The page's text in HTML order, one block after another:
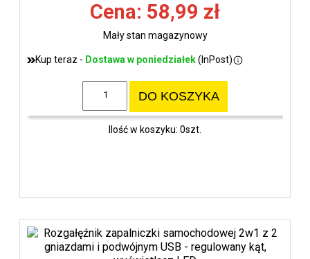
Cena: 58,99 zł
Mały stan magazynowy
Kup teraz - Dostawa w poniedziałek(InPost)
DO KOSZYKA
Ilość w koszyku: 0szt.